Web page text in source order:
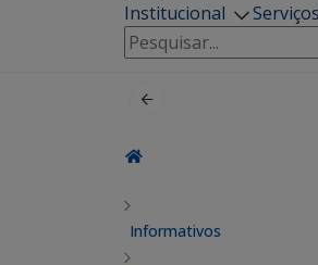
Institucional Serviços
Pesquisar
por:
Informativos